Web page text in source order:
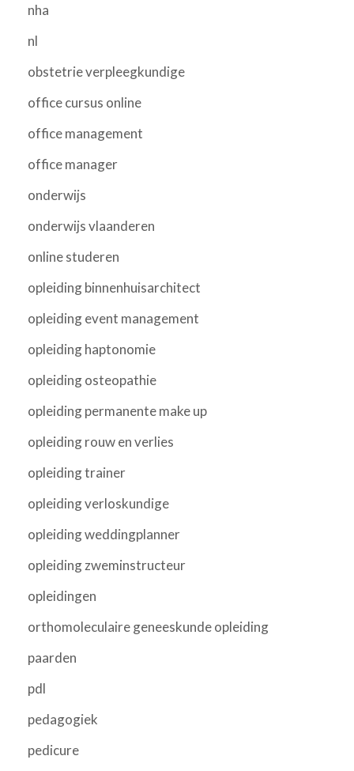
nha
nl
obstetrie verpleegkundige
office cursus online
office management
office manager
onderwijs
onderwijs vlaanderen
online studeren
opleiding binnenhuisarchitect
opleiding event management
opleiding haptonomie
opleiding osteopathie
opleiding permanente make up
opleiding rouw en verlies
opleiding trainer
opleiding verloskundige
opleiding weddingplanner
opleiding zweminstructeur
opleidingen
orthomoleculaire geneeskunde opleiding
paarden
pdl
pedagogiek
pedicure